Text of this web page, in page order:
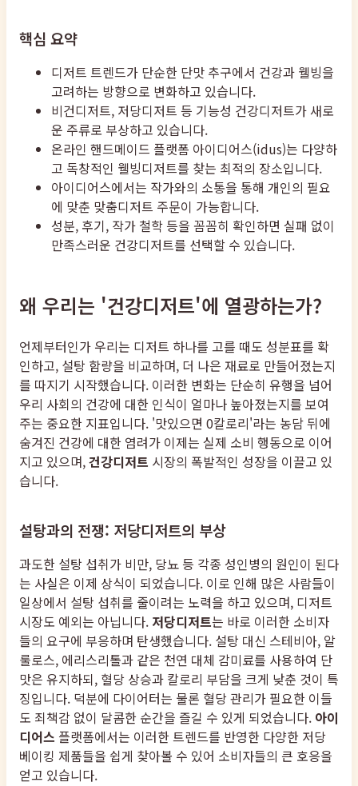
핵심 요약
디저트 트렌드가 단순한 단맛 추구에서 건강과 웰빙을
고려하는 방향으로 변화하고 있습니다.
비건디저트, 저당디저트 등 기능성 건강디저트가 새로
운 주류로 부상하고 있습니다.
온라인 핸드메이드 플랫폼 아이디어스(idus)는 다양하
고 독창적인 웰빙디저트를 찾는 최적의 장소입니다.
아이디어스에서는 작가와의 소통을 통해 개인의 필요
에 맞춘 맞춤디저트 주문이 가능합니다.
성분, 후기, 작가 철학 등을 꼼꼼히 확인하면 실패 없이
만족스러운 건강디저트를 선택할 수 있습니다.
왜 우리는 '건강디저트'에 열광하는가?
언제부터인가 우리는 디저트 하나를 고를 때도 성분표를 확
인하고, 설탕 함량을 비교하며, 더 나은 재료로 만들어졌는지
를 따지기 시작했습니다. 이러한 변화는 단순히 유행을 넘어
우리 사회의 건강에 대한 인식이 얼마나 높아졌는지를 보여
주는 중요한 지표입니다. '맛있으면 0칼로리'라는 농담 뒤에
숨겨진 건강에 대한 염려가 이제는 실제 소비 행동으로 이어
지고 있으며,건강디저트 시장의 폭발적인 성장을 이끌고 있
습니다.
설탕과의 전쟁: 저당디저트의 부상
과도한 설탕 섭취가 비만, 당뇨 등 각종 성인병의 원인이 된다
는 사실은 이제 상식이 되었습니다. 이로 인해 많은 사람들이
일상에서 설탕 섭취를 줄이려는 노력을 하고 있으며, 디저트
시장도 예외는 아닙니다. 저당디저트는 바로 이러한 소비자
들의 요구에 부응하며 탄생했습니다. 설탕 대신 스테비아, 알
룰로스, 에리스리톨과 같은 천연 대체 감미료를 사용하여 단
맛은 유지하되, 혈당 상승과 칼로리 부담을 크게 낮춘 것이 특
징입니다. 덕분에 다이어터는 물론 혈당 관리가 필요한 이들
도 죄책감 없이 달콤한 순간을 즐길 수 있게 되었습니다. 아이
디어스 플랫폼에서는 이러한 트렌드를 반영한 다양한 저당
베이킹 제품들을 쉽게 찾아볼 수 있어 소비자들의 큰 호응을
얻고 있습니다.